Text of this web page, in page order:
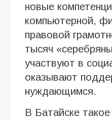
новые
компьютерной,
правовой
тысяч
участвуют в
оказывают
нуждающимся.
В Батайске